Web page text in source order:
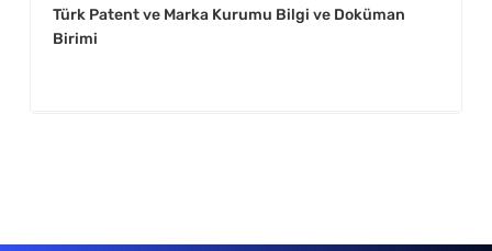
onaylı sureti eklenmeli, ekindeki evrak
ünvanlı imza beyannamesi ( Müdürlüğümüzde
Türk Patent ve Marka Kurumu Bilgi ve Doküman
Birimi